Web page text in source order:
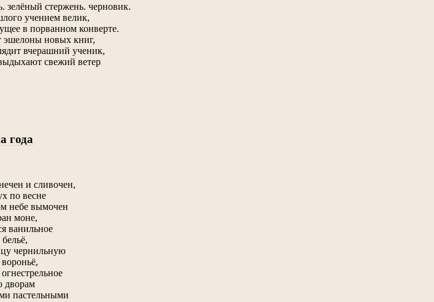
зелёный стержень. черновик.
учением велик,
в порванном конверте.
эшелоны новых книг,
вчерашний ученик,
свежий ветер
года
и сливочен,
по весне
небе вымочен
моне,
ванильное
чернильную
ворoньё,
дворам
пастельными